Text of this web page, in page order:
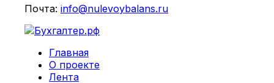
Почта: info@nulevoybalans.ru
Главная
О проекте
Лента